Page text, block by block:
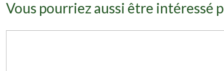
Vous pourriez aussi être intéressé